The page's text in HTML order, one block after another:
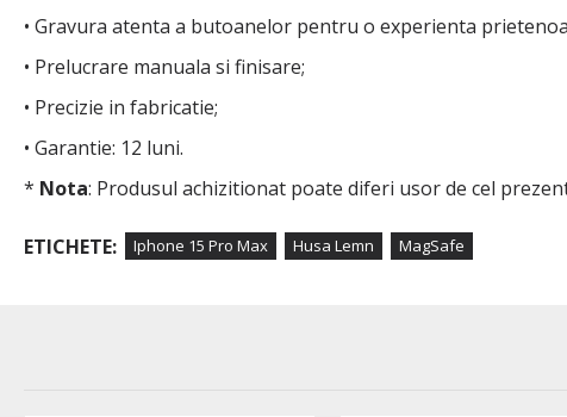
• Gravura atenta a butoanelor pentru o experienta
• Prelucrare manuala si finisare;
• Precizie in fabricatie;
• Garantie: 12 luni.
* Nota: Produsul achizitionat poate diferi usor de cel
ETICHETE: Iphone 15 Pro Max Husa Lemn MagSafe